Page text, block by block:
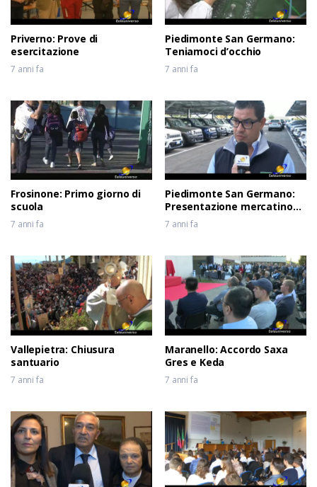
Priverno: Prove di
esercitazione
7 anni fa
Piedimonte San Germano:
Teniamoci d’occhio
7 anni fa
Frosinone: Primo giorno di
scuola
7 anni fa
Piedimonte San Germano:
Presentazione mercatino
usato
7 anni fa
Vallepietra: Chiusura
santuario
7 anni fa
Maranello: Accordo Saxa
Gres e Keda
7 anni fa